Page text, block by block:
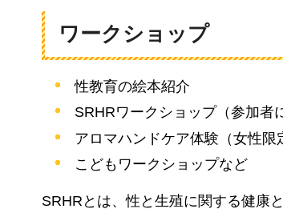
ワークショップ
性教育の絵本紹介
SRHRワークショップ（参加者
アロマハンドケア体験（女性限
こどもワークショップなど
SRHRとは、性と生殖に関する健康